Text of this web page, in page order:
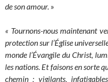
de son amour. »
« Tournons-nous maintenant
protectionsur l’Église
monde l’Évangile du Christ,
les nations. Etfaisons en sorte
chemin; vigilants,